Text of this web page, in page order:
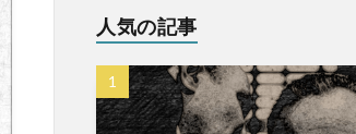
人気の記事